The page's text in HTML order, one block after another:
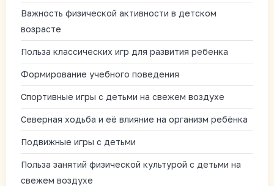
Важность физической активности в детском
возрасте
Польза классических игр для развития ребенка
Формирование учебного поведения
Спортивные игры с детьми на свежем воздухе
Северная ходьба и её влияние на организм ребёнка
Подвижные игры с детьми
Польза занятий физической культурой с детьми на
свежем воздухе